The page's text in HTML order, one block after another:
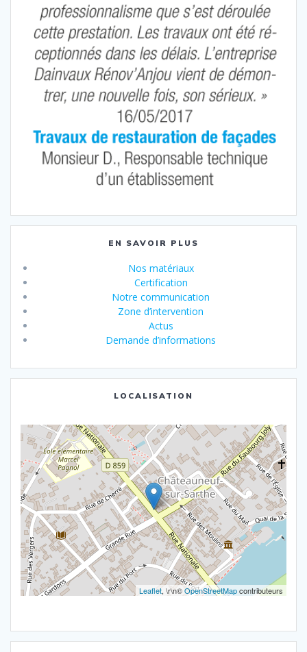
EN SAVOIR PLUS
Nos matériaux
Certification
Notre communication
Zone d’intervention
Actus
Demande d’informations
LOCALISATION
Leaflet, \r\n©OpenStreetMapcontributeurs